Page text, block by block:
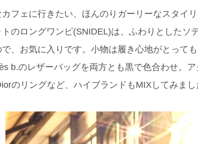
カフェに行きたい、ほんのりガーリーなスタ
のロングワンピ(SNIDEL)は、ふわりとした
、お気に入りです。小物は履き心地がとって
b.のレザーバッグを両方とも黒で色合わせ。
のリングなど、ハイブランドもMIXしてみまし